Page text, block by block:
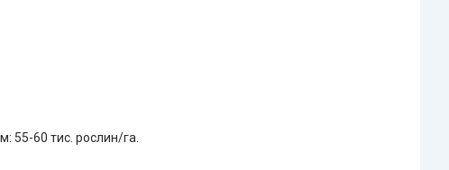
55-60 тис. рослин/га.